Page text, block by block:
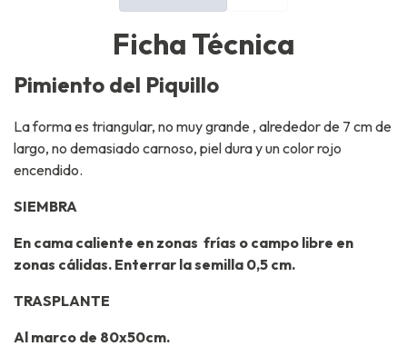
Ficha Técnica
Pimiento del Piquillo
La forma es triangular, no muy grande , alrededor de 7 cm de
largo, no demasiado carnoso, piel dura y un color rojo
encendido.
SIEMBRA
En cama caliente en zonas frías o campo libre en
zonas cálidas. Enterrar la semilla 0,5 cm.
TRASPLANTE
Al marco de 80x50cm.